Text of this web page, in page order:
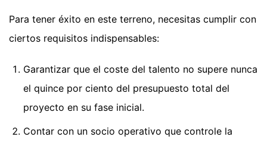
Para tener éxito en este terreno, necesitas cumplir con
ciertos requisitos indispensables:
Garantizar que el coste del talento no supere nunca
el quince por ciento del presupuesto total del
proyecto en su fase inicial.
Contar con un socio operativo que controle la